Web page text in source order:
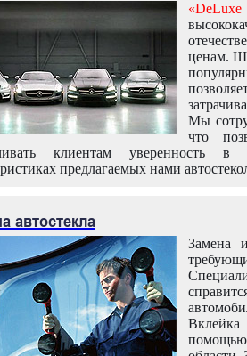
ценам.
Мы
что
клиентам уверенность
предлагаемых нами
автостекла
Замена